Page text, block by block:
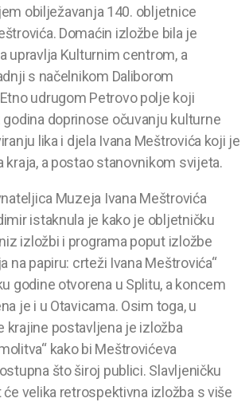
obilježavanja 140. obljetnice
Domaćin izložbe bila je
upravlja Kulturnim centrom, a
s načelnikom Daliborom
udrugom Petrovo polje koji
doprinose očuvanju kulturne
lika i djela Ivana Meštrovića koji je
kraja, a postao stanovnikom svijeta.
Muzeja Ivana Meštrovića
istaknula je kako je obljetničku
izložbi i programa poput izložbe
na papiru: crteži Ivana Meštrovića“
godine otvorena u Splitu, a koncem
je i u Otavicama. Osim toga, u
krajine postavljena je izložba
kako bi Meštrovićeva
što široj publici. Slavljeničku
velika retrospektivna izložba s više